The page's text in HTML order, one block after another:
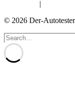
|
© 2026 Der-